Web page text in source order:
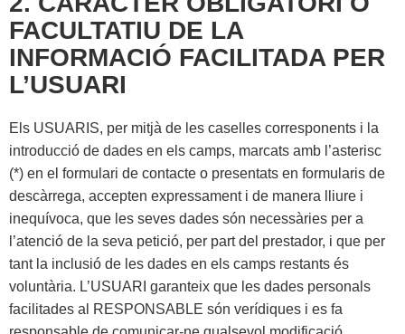
FACULTATIU DE LA
INFORMACIÓ FACILITADA PER
L’USUARI
Els USUARIS, per mitjà de les caselles corresponents i la
introducció de dades en els camps, marcats amb l’asterisc
(*) en el formulari de contacte o presentats en formularis de
descàrrega, accepten expressament i de manera lliure i
inequívoca, que les seves dades són necessàries per a
l’atenció de la seva petició, per part del prestador, i que per
tant la inclusió de les dades en els camps restants és
voluntària. L’USUARI garanteix que les dades personals
facilitades al RESPONSABLE són verídiques i es fa